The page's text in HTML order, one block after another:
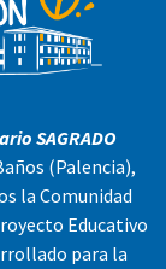
SAGRADO
(Palencia),
la Comunidad
Educativo
para la